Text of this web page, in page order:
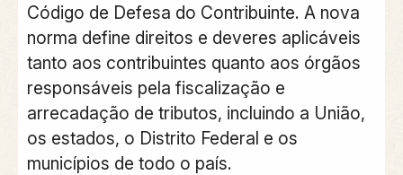
Código de Defesa do Contribuinte. A nova
norma define direitos e deveres aplicáveis
tanto aos contribuintes quanto aos órgãos
responsáveis pela fiscalização e
arrecadação de tributos, incluindo a União,
os estados, o Distrito Federal e os
municípios de todo o país.